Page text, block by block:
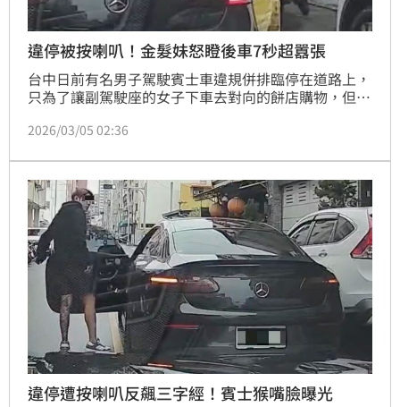
違停被按喇叭！金髮妹怒瞪後車7秒超囂張
台中日前有名男子駕駛賓士車違規併排臨停在道路上，
只為了讓副駕駛座的女子下車去對向的餅店購物，但由
三字經，副駕駛座女子上車前還惡狠狠怒瞪後車，此暴
2026/03/05 02:36
違停遭按喇叭反飆三字經！賓士猴嘴臉曝光